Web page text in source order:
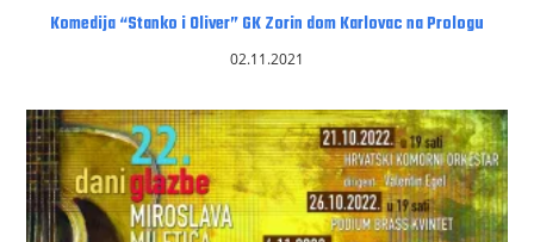
Komedija “Stanko i Oliver” GK Zorin dom Karlovac na Prologu
02.11.2021